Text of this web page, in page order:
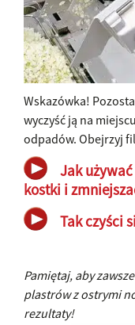
Wskazówka!
wyczyść ją na
odpadów. Obejrzyj
Jak
kostki i
Tak czyści
Pamiętaj, aby
plastrów z ostrymi
rezultaty!